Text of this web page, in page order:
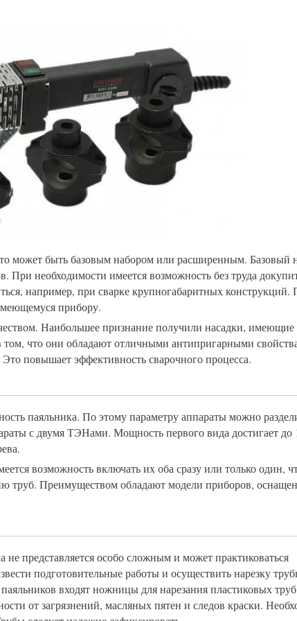
может быть базовым набором или расширенным. Базовый
При необходимости имеется возможность без труда
например, при сварке крупногабаритных конструкций.
прибору.
Наибольшее признание получили насадки, имеющие
что они обладают отличными антипригарными
повышает эффективность сварочного процесса.
паяльника. По этому параметру аппараты можно
с двумя ТЭНами. Мощность первого вида достигает до
возможность включать их оба сразу или только один,
труб. Преимуществом обладают модели приборов,
представляется особо сложным и может практиковаться
подготовительные работы и осуществить нарезку
входят ножницы для нарезания пластиковых
от загрязнений, масляных пятен и следов краски.